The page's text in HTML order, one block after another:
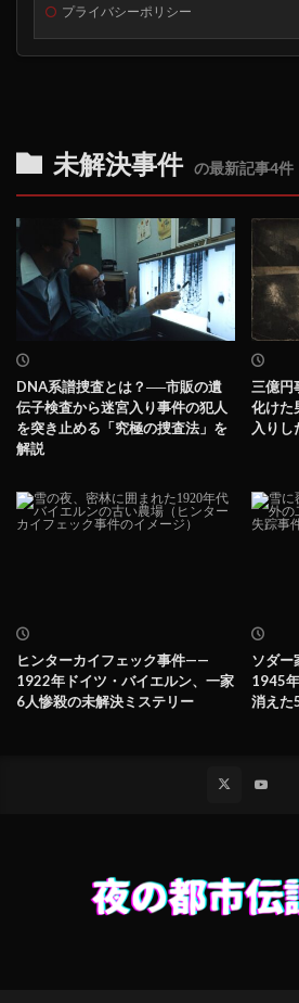
プライバシーポリシー
未解決事件 の最新記事4件
DNA系譜捜査とは？──市販の遺
伝子検査から迷宮入り事件の犯人
を突き止める「究極の捜査法」を
解説
三億円
化けた
入りし
ヒンターカイフェック事件——
1922年ドイツ・バイエルン、一家
6人惨殺の未解決ミステリー
ソダ
1945
消えた